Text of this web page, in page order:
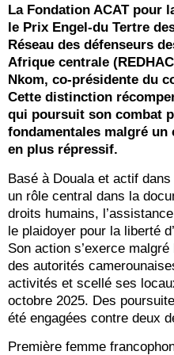
La Fondation ACAT pour
le Prix Engel-du Tertre
Réseau des défenseurs
Afrique centrale
Nkom, co-présidente du
Cette distinction
qui poursuit son combat
fondamentales malgré
en plus répressif.
Basé à Douala et actif
un rôle central dans la
droits humains,
le plaidoyer pour la liberté
Son action s’exerce
des autorités
activités et scellé ses
octobre 2025. Des
été engagées contre deux
Première femme